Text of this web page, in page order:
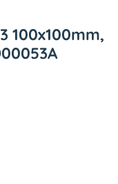
100x100mm,